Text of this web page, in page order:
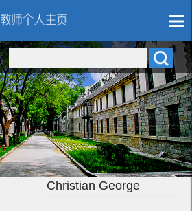
Christian George